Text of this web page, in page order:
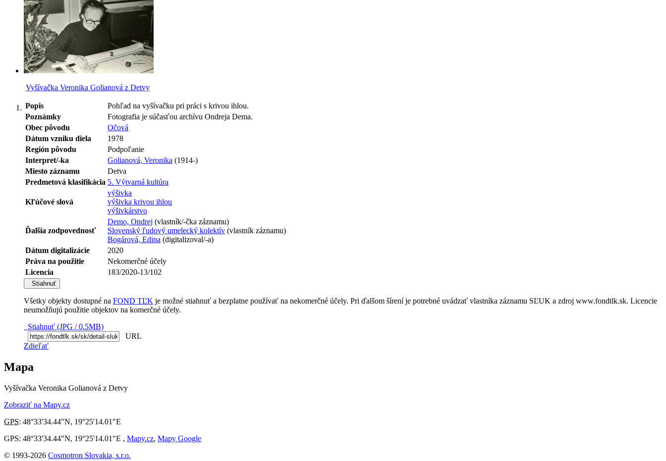
Vyšívačka Veronika Golianová z Detvy
Popis
Pohľad na vyšívačku pri práci s krivou ihlou.
Poznámky
Fotografia je súčasťou archívu Ondreja Dema.
Obec pôvodu
Očová
Dátum vzniku diela
1978
Región pôvodu
Podpoľanie
Interpret/-ka
Golianová, Veronika (1914-)
Miesto záznamu
Detva
Predmetová klasifikácia 5. Výtvarná kultúra
Kľúčové slová
výšivka
výšivka krivou ihlou
výšivkárstvo
Ďalšia zodpovednosť
Demo, Ondrej (vlastník/-čka záznamu)
Slovenský ľudový umelecký kolektív (vlastník záznamu)
Bogárová, Edina (digitalizoval/-a)
Dátum digitalizácie
2020
Práva na použitie
Nekomerčné účely
Licencia
183/2020-13/102
Stiahnuť
Všetky objekty dostupné na FOND TĽK je možné stiahnuť a bezplatne používať na nekomerčné účely. Pri ďalšom šírení je potrebné uvádzať vlastníka záznamu SĽUK a zdroj www.fondtlk.sk. Licencie
neumožňujú použitie objektov na komerčné účely.
Stiahnuť (JPG / 0.5MB)
URL
Zdieľať
Mapa
Vyšívačka Veronika Golianová z Detvy
Zobraziť na Mapy.cz
GPS: 48°33'34.44"N, 19°25'14.01"E
GPS: 48°33'34.44"N, 19°25'14.01"E , Mapy.cz, Mapy Google
© 1993-2026 Cosmotron Slovakia, s.r.o.